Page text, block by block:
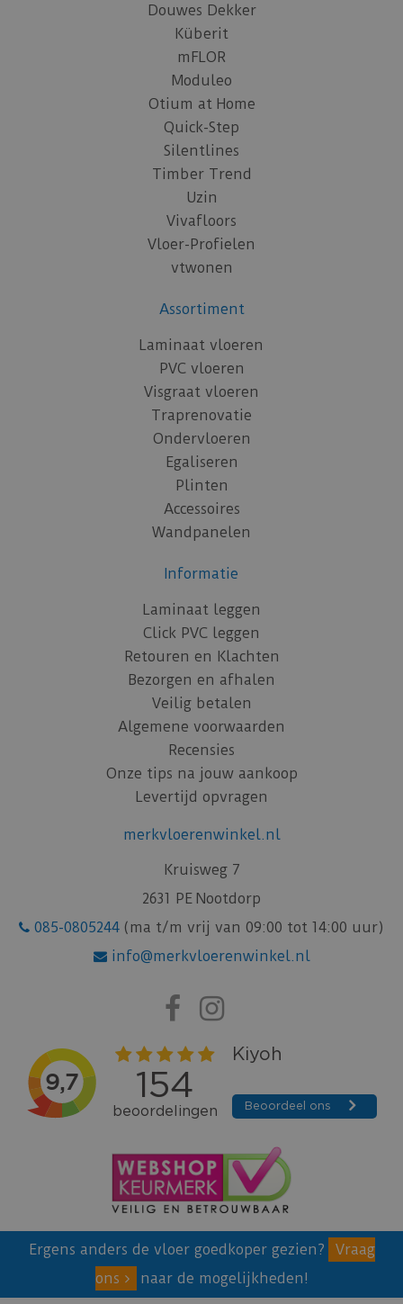
Douwes Dekker
Küberit
mFLOR
Moduleo
Otium at Home
Quick-Step
Silentlines
Timber Trend
Uzin
Vivafloors
Vloer-Profielen
vtwonen
Assortiment
Laminaat vloeren
PVC vloeren
Visgraat vloeren
Traprenovatie
Ondervloeren
Egaliseren
Plinten
Accessoires
Wandpanelen
Informatie
Laminaat leggen
Click PVC leggen
Retouren en Klachten
Bezorgen en afhalen
Veilig betalen
Algemene voorwaarden
Recensies
Onze tips na jouw aankoop
Levertijd opvragen
merkvloerenwinkel.nl
Kruisweg 7
2631 PE Nootdorp
085-0805244 (ma t/m vrij van 09:00 tot 14:00 uur)
info@merkvloerenwinkel.nl
Ergens anders de vloer goedkoper gezien?
Vraag
ons
naar de mogelijkheden!